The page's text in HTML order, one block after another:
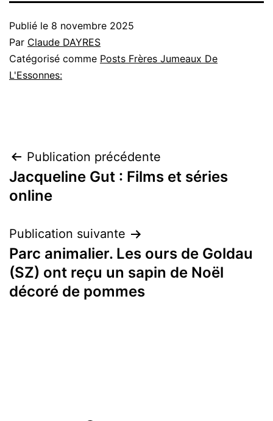
Publié le 8 novembre 2025
Par Claude DAYRES
Catégorisé comme Posts Frères Jumeaux De
L'Essonnes:
Navigation
de
Publication précédente
Jacqueline Gut : Films et séries
online
Publication suivante
Parc animalier. Les ours de Goldau
(SZ) ont reçu un sapin de Noël
décoré de pommes